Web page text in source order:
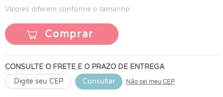
Valores diferem conforme o tamanho
Comprar
CONSULTE O FRETE E O PRAZO DE ENTREGA
Consultar
Não sei meu CEP